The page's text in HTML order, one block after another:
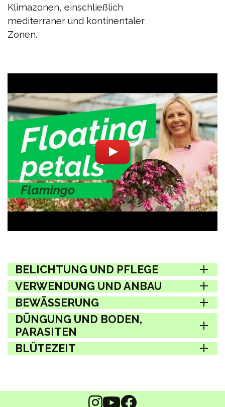
Klimazonen, einschließlich
mediterraner und kontinentaler
Zonen.
BELICHTUNG UND PFLEGE
VERWENDUNG UND ANBAU
BEWÄSSERUNG
DÜNGUNG UND BODEN,
PARASITEN
BLÜTEZEIT